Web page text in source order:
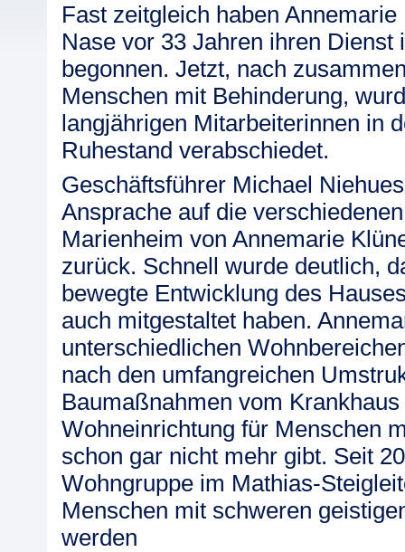
Fast zeitgleich haben
Nase vor 33 Jahren ihren Dienst
begonnen. Jetzt, nach
Menschen mit Behinderung,
langjährigen Mitarbeiterinnen in
Ruhestand verabschiedet.
Geschäftsführer Michael
Ansprache auf die
Marienheim von Annemarie
zurück. Schnell wurde deutlich,
bewegte Entwicklung des
auch mitgestaltet haben.
unterschiedlichen
nach den umfangreichen
Baumaßnahmen vom
Wohneinrichtung für Menschen
schon gar nicht mehr gibt. Seit
Wohngruppe im Mathias-
Menschen mit schweren
werden